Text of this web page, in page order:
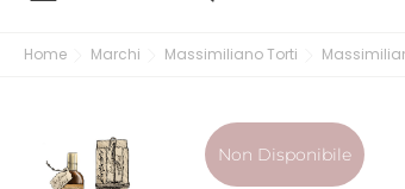
Home Marchi Massimiliano Torti
Non Disponibile